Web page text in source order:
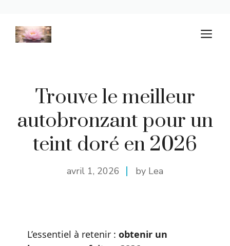
Trouve le meilleur
autobronzant pour un
teint doré en 2026
avril 1, 2026 by Lea
L’essentiel à retenir : obtenir un